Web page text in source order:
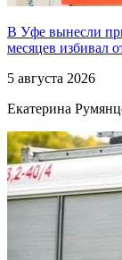
В Уфе вынесли
месяцев избивал
5 августа 2026
Екатерина